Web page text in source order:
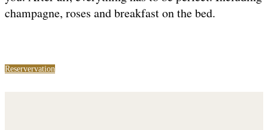
champagne, roses and breakfast on the bed.
Reservervation